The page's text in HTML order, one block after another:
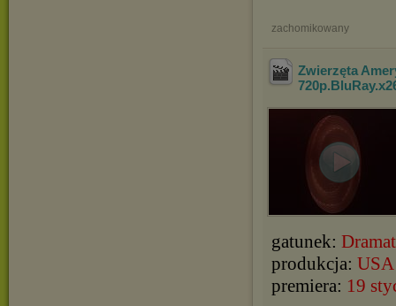
zachomikowany
Zwierzęta
gatunek:
produkcja: USA
premiera: 19